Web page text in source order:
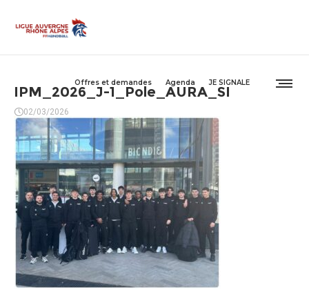
Offres et demandes Agenda JE SIGNALE
IPM_2026_J-1_Pole_AURA_SI
02/03/2026